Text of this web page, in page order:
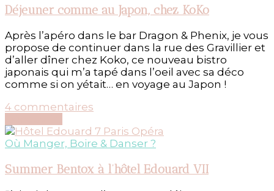
Déjeuner comme au Japon, chez KoKo
Après l’apéro dans le bar Dragon & Phenix, je vous
propose de continuer dans la rue des Gravillier et
d’aller dîner chez Koko, ce nouveau bistro
japonais qui m’a tapé dans l’oeil avec sa déco
comme si on yétait… en voyage au Japon !
4 commentaires
comme
au
chez
Où Manger, Boire & Danser ?
Summer Bentox à l’hôtel Edouard VII